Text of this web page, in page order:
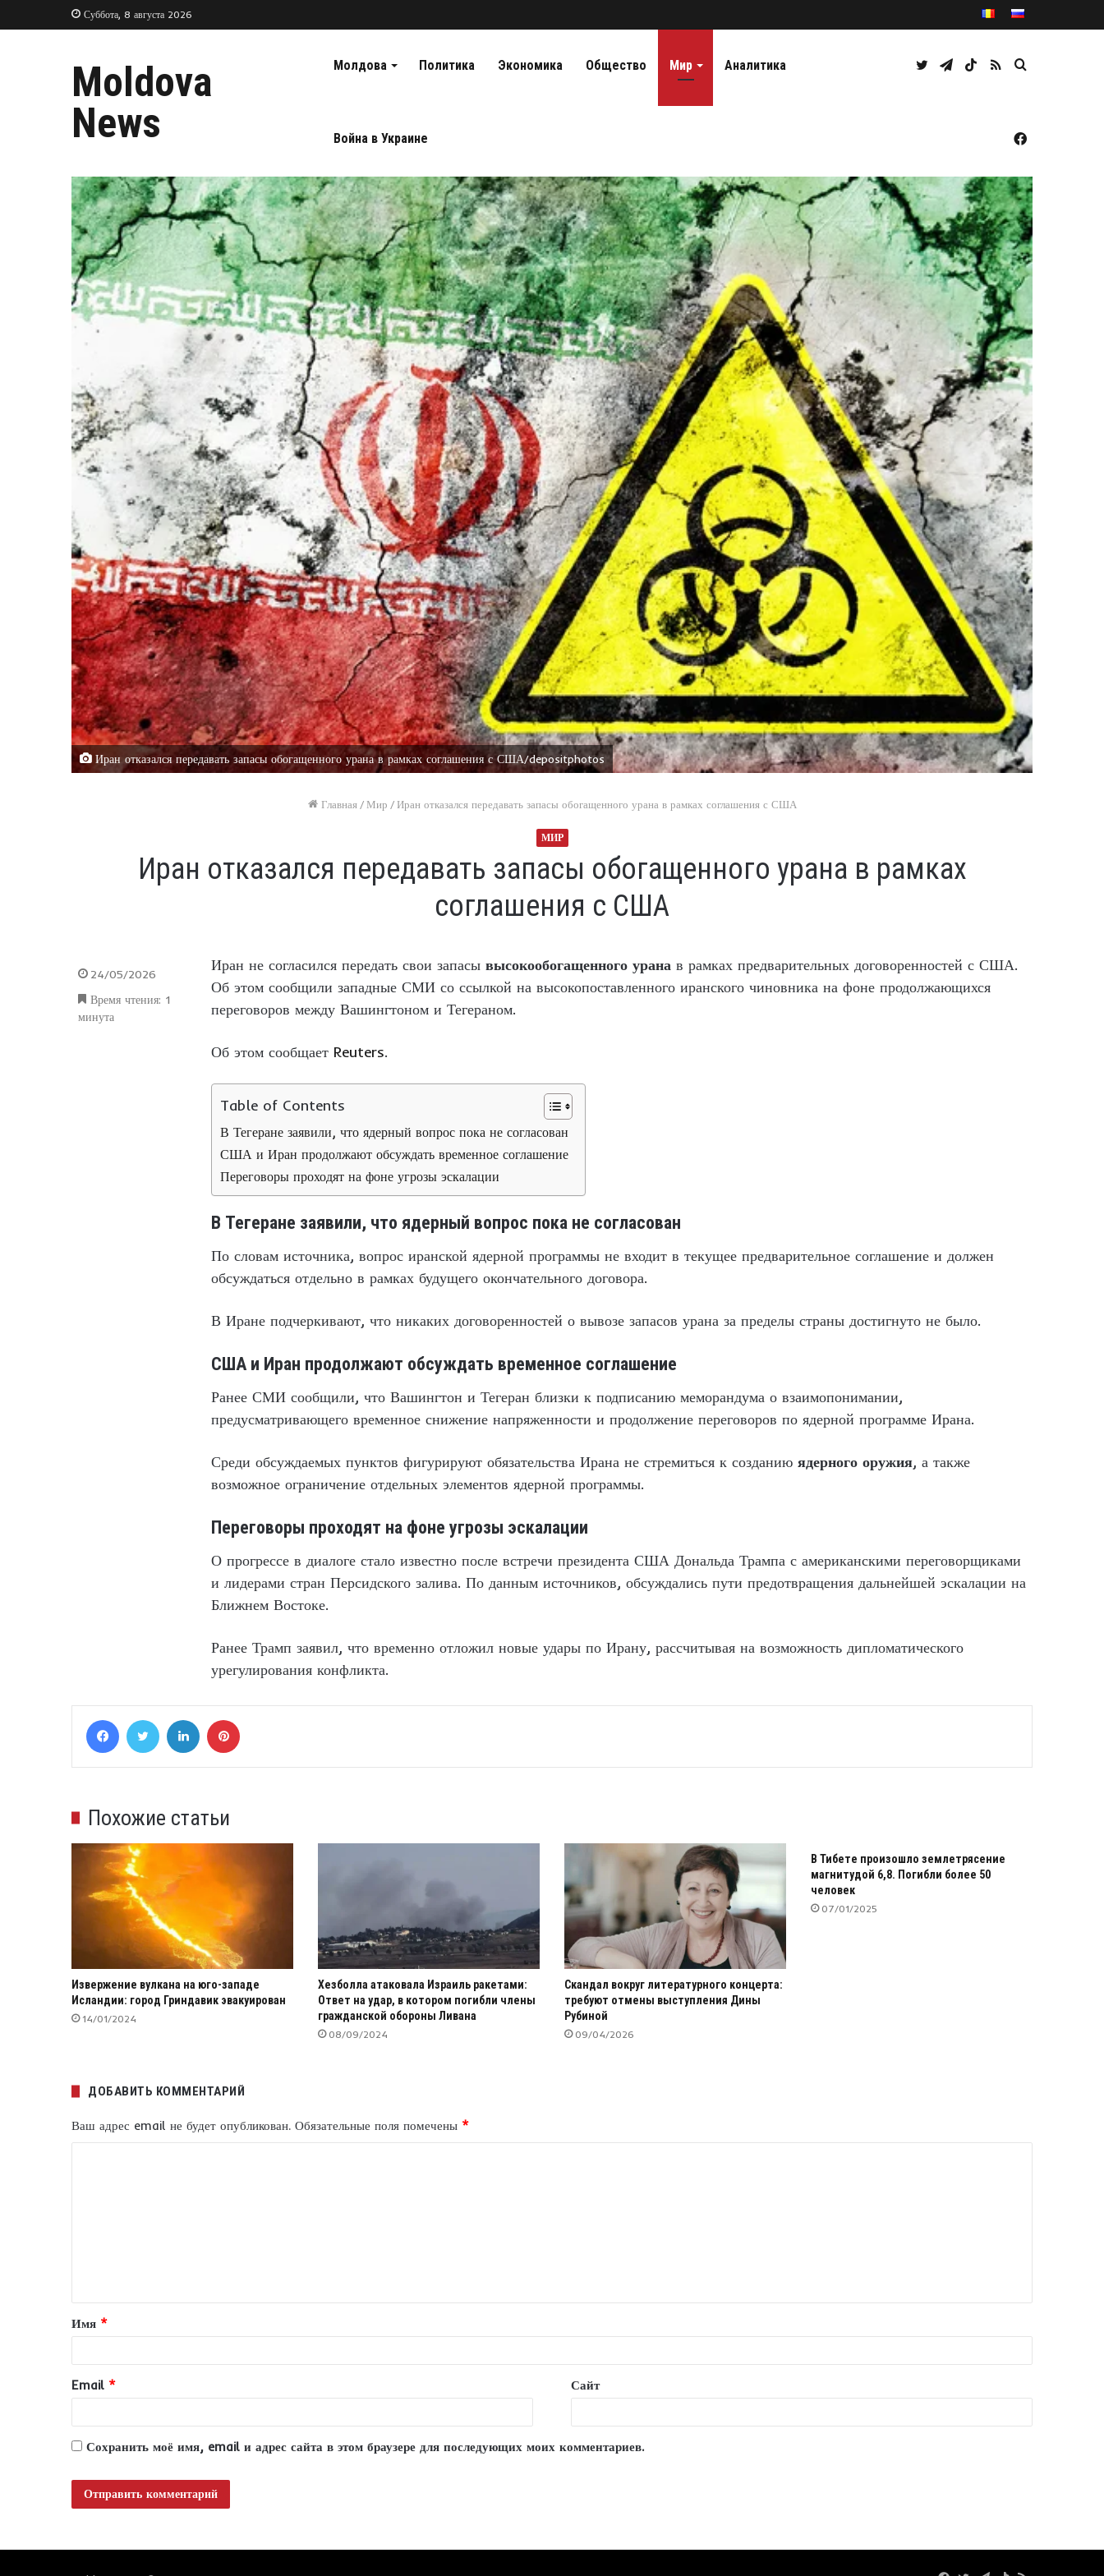
Суббота, 8 августа 2026
Moldova
News
Молдова Политика Экономика Общество Мир Аналитика
Война в Украине
Caută
RSS
TikTok
Telegram
Twitter
Facebook
Иран отказался передавать запасы обогащенного урана в рамках соглашения с США/depositphotos
Главная / Мир / Иран отказался передавать запасы обогащенного урана в рамках соглашения с США
МИР
Иран отказался передавать запасы обогащенного урана в рамках
соглашения с США
Иран не согласился передать свои запасы высокообогащенного урана в рамках предварительных договоренностей с США.
Об этом сообщили западные СМИ со ссылкой на высокопоставленного иранского чиновника на фоне продолжающихся
переговоров между Вашингтоном и Тегераном.
Об этом сообщает Reuters.
Table of Contents
В Тегеране заявили, что ядерный вопрос пока не согласован
США и Иран продолжают обсуждать временное соглашение
Переговоры проходят на фоне угрозы эскалации
В Тегеране заявили, что ядерный вопрос пока не согласован
По словам источника, вопрос иранской ядерной программы не входит в текущее предварительное соглашение и должен
обсуждаться отдельно в рамках будущего окончательного договора.
В Иране подчеркивают, что никаких договоренностей о вывозе запасов урана за пределы страны достигнуто не было.
США и Иран продолжают обсуждать временное соглашение
Ранее СМИ сообщили, что Вашингтон и Тегеран близки к подписанию меморандума о взаимопонимании,
предусматривающего временное снижение напряженности и продолжение переговоров по ядерной программе Ирана.
Среди обсуждаемых пунктов фигурируют обязательства Ирана не стремиться к созданию ядерного оружия, а также
возможное ограничение отдельных элементов ядерной программы.
Переговоры проходят на фоне угрозы эскалации
О прогрессе в диалоге стало известно после встречи президента США Дональда Трампа с американскими переговорщиками
и лидерами стран Персидского залива. По данным источников, обсуждались пути предотвращения дальнейшей эскалации на
Ближнем Востоке.
Ранее Трамп заявил, что временно отложил новые удары по Ирану, рассчитывая на возможность дипломатического
урегулирования конфликта.
24/05/2026
Время чтения: 1
минута
FacebookTwitter LinkedIn
Похожие статьи
Извержение вулкана на юго-западе
Исландии: город Гриндавик эвакуирован
14/01/2024
Хезболла атаковала Израиль ракетами:
Ответ на удар, в котором погибли члены
гражданской обороны Ливана
08/09/2024
Скандал вокруг литературного концерта:
требуют отмены выступления Дины
Рубиной
09/04/2026
В Тибете произошло землетрясение
магнитудой 6,8. Погибли более 50
человек
07/01/2025
ДОБАВИТЬ КОММЕНТАРИЙ
Ваш адрес email не будет опубликован. Обязательные поля помечены *
т
а
й
*
Имя *
Email * Сайт
Сохранить моё имя, email и адрес сайта в этом браузере для последующих моих комментариев.